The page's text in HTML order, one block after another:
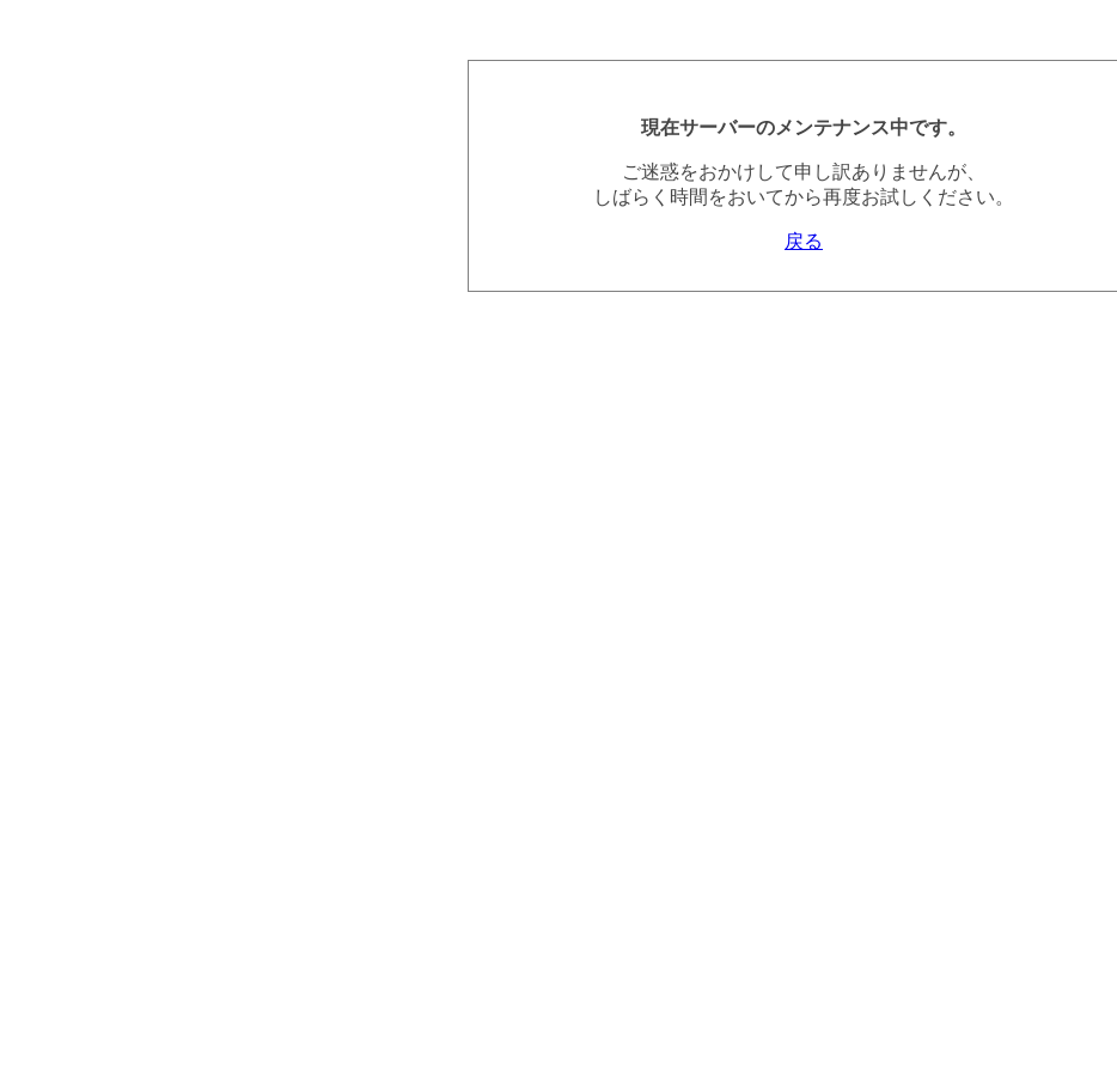
現在サーバーのメンテナンス中です。
ご迷惑をおかけして申し訳ありませんが、
しばらく時間をおいてから再度お試しください。
戻る